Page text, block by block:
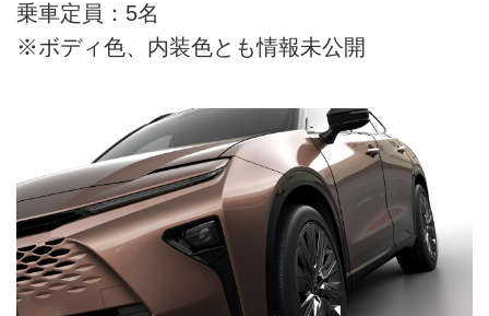
乗車定員：5名
※ボディ色、内装色とも情報未公開